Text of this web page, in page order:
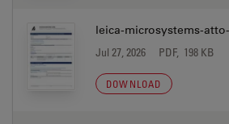
leica-microsystems-
Jul 27, 2026 PDF, 198 KB
DOWNLOAD